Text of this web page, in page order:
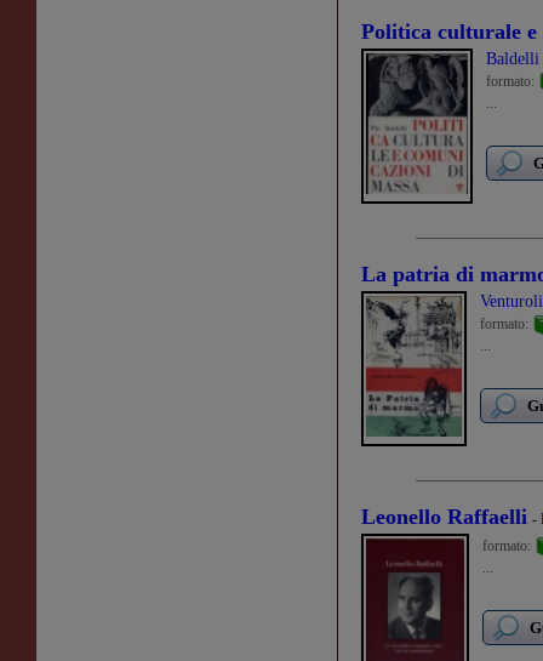
Politica culturale e
Baldelli
formato:
...
La patria di
formato:
...
Leonello Raffaelli -
formato:
...